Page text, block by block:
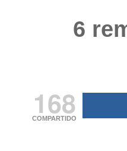
6
168
COMPARTIDO